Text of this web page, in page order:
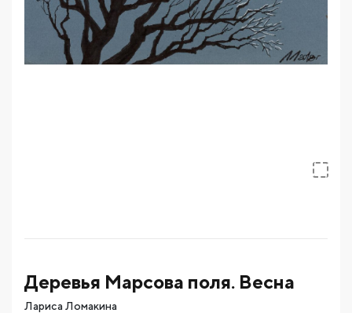
Деревья Марсова поля. Весна
Лариса Ломакина